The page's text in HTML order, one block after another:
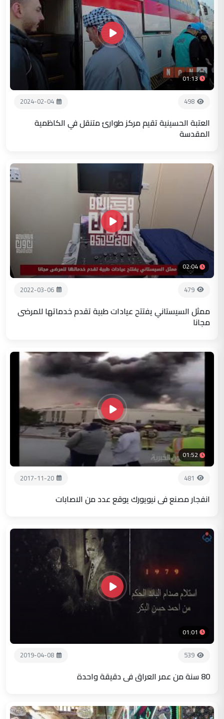
01:13
498
2024-02-04
العتبة الحسينية تقيم مركز طوارئ متنقل في الكاظمية
المقدسة
02:04
479
2022-03-06
ممثل السيستاني يفتتح عيادات طبية تقدم خدماتها للمرضى
مجانا
01:52
481
2017-11-20
انفجار مصنع في نيويورك يوقع عدد من الاصابات
01:01
539
2019-04-08
80 سنة من عمر العراق في دقيقة واحدة